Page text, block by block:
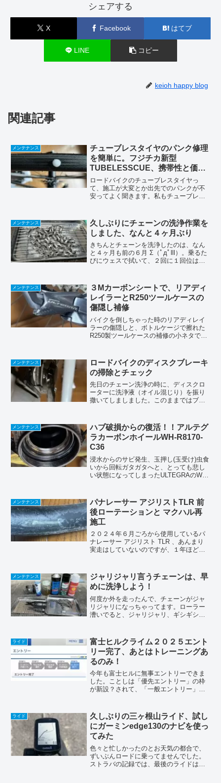
シェアする
X Facebook はてブ
LINE コピー
keioh happy blog
関連記事
メンテナンス
チューブレスタイヤのパンク修理
を簡単に。フジチカ新型
TUBELESSCUE、携帯性と価格
が改善
ロードバイクのチューブレスタイヤっ
て、施工が大変とか出先でのパンクが不
安ってよく聞きます。私もチューブレス
たしね〜。それでも、乗り心地の良さは
捨て難く、使い続けて...
メンテナンス
久しぶりにチェーンの洗浄作業を
しました、なんと４ヶ月ぶり
きちんとチェーンを洗浄したのは、なん
と４ヶ月も前の６月 Σ（ﾟдﾟlll）。乗るた
びにウェスで拭いて、２回に１回位は注
た。なんと汚い😭。ちなみにライド後で
ウェスで拭いてな...
メンテナンス
３Mカーボンシートで、リアディ
レイラーとR250ツールケースの
傷隠し補修
バイクを倒しちゃった時のリアディレイ
ラーの傷隠しと、ボトルケージで擦れた
R250製ツールケースの補修の小ネタで
った）を使います。リアディレイラー立
ちゴケ＆倒...
メンテナンス
ロードバイクのディスクブレーキ
の掃除とチェック
先日のチェーン洗浄の時に、ディスクロ
ーターに洗浄液（オイル混じり）を振り
撒いてしましました。このままではブレ
とお掃除をしておきましょう。ついでに
状態のチェックなんかもし...
メンテナンス
ハブ破損からの復活！！アルテグ
ラカーボンホイールWH-R8170-
C36
浸水からのサビ発生、玉押し(玉受け)虫食
いから回転ガタガタへと、とっても悲し
い状態になってしまったULTEGRAのWH-
d(￣ ￣)交換部品購入交換したのは、玉
押...
メンテナンス
パナレーサー アジリストTLR 前
後ローテーションと マクハル再
施工
２０２４年６月ごろから使用しているパ
ナレーサー アジリスト TLR 、あんまり
実走はしていないのですが、１年ほど経
な程度ですので、まだまだ使えそうです
（ひび割れが起きな...
メンテナンス
ジャリジャリ言うチェーンは、早
めに洗浄しよう！
何度か外を走ったんで、チェーンがジャ
リジャリになっちゃってます。ローラー
漕いでると、ジャリジャリ、ギシギシ、
と見は、そんなに汚れて無いみたいです
が、ローラー台で漕...
ライド
富士ヒルクライム２０２５エント
リー完了、あとはトレーニングあ
るのみ！
今年も富士ヒルに無事エントリーできま
した。ことしは「優先エントリー」の枠
が新設？されて、「一般エントリー」よ
ーされてるって事は、残りはどの位ある
のか？ちゃんとエント...
ライド
久しぶりの三ヶ根山ライド、試し
にガーミンedge130のナビを使っ
てみた
色々と忙しかったのとお天気の都合で、
ずいぶんロードに乗ってませんでした。
ストラバの記録では、最後のライドは１